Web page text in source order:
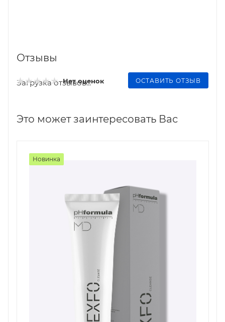
Отзывы
Нет оценок ОСТАВИТЬ ОТЗЫВ
Загрузка отзывов...
Это может заинтересовать Вас
Новинка